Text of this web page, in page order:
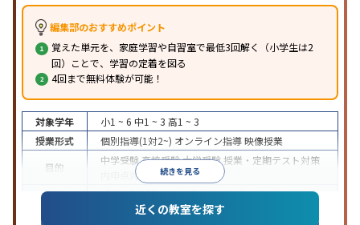
編集部のおすすめポイント
覚えた単元を、家庭学習や自習室で最低3回解く（小学生は2
回）ことで、学習の定着を図る
4回まで無料体験が可能！
続きを見る
対象学年 小1 ~ 6 中1 ~ 3 高1 ~ 3
授業形式
個別指導(1対2~) オンライン指導映像授業
目的
中学受験高校受験大学受験 授業・定期テスト対策
内申点対策
学習習慣の定着
成績保証制度あり授業の振替可能オンライン対応
1科目から受講可能季節講習のみの受講可
近くの教室を探す